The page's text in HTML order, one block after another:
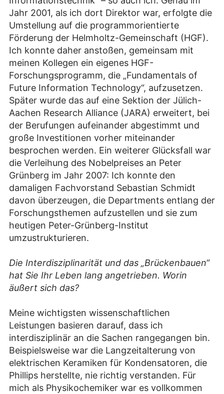
Jahr 2001, als ich dort Direktor war, erfolgte die
Umstellung auf die programmorientierte
Förderung der Helmholtz-Gemeinschaft (HGF).
Ich konnte daher anstoßen, gemeinsam mit
meinen Kollegen ein eigenes HGF-
Forschungsprogramm, die „Fundamentals of
Future Information Technology“, aufzusetzen.
Später wurde das auf eine Sektion der Jülich-
Aachen Research Alliance (JARA) erweitert, bei
der Berufungen aufeinander abgestimmt und
große Investitionen vorher miteinander
besprochen werden. Ein weiterer Glücksfall war
die Verleihung des Nobelpreises an Peter
Grünberg im Jahr 2007: Ich konnte den
damaligen Fachvorstand Sebastian Schmidt
davon überzeugen, die Departments entlang der
Forschungsthemen aufzustellen und sie zum
heutigen Peter-Grünberg-Institut
umzustrukturieren.
Die Interdisziplinarität und das „Brückenbauen“
hat Sie Ihr Leben lang angetrieben. Worin
äußert sich das?
Meine wichtigsten wissenschaftlichen
Leistungen basieren darauf, dass ich
interdisziplinär an die Sachen rangegangen bin.
Beispielsweise war die Langzeitalterung von
elektrischen Keramiken für Kondensatoren, die
Phillips herstellte, nie richtig verstanden. Für
mich als Physikochemiker war es vollkommen